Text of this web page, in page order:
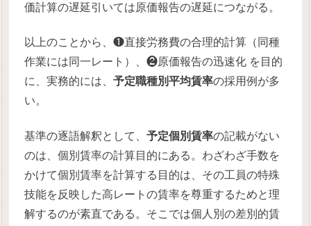
価計算の遅延引いては原価報告の遅延につながる。
以上のことから、❶直接労務費の合理的計算（同種
作業には同一レート）、❷原価報告の迅速化 を目的
に、実務的には、予定職種別平均賃率の採用例が多
い。
基準の逐語解釈として、予定個別賃率の記載がない
のは、個別賃率の計算目的にある。わざわざ手数を
かけて個別賃率を計算する目的は、その工員の特殊
技能を反映した高レートの賃率を尊重するためと理
解するのが素直である。そこでは個人別の差別的賃